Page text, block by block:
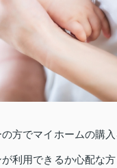
方でマイホームの購
利用できるか心配な